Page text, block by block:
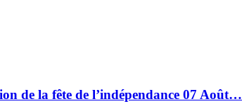
de la fête de l’indépendance 07 Août…